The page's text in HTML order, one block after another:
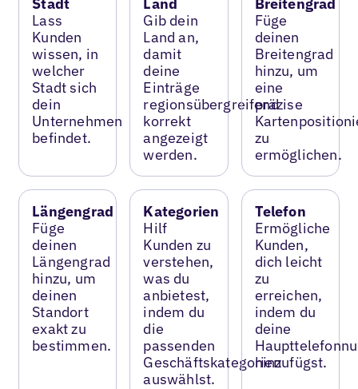
Lass
Kunden
wissen, in
welcher
Stadt sich
dein
Unternehmen
befindet.
Gib dein
Land an,
damit
deine
Einträge
regionsübergreifend
korrekt
angezeigt
werden.
Füge
deinen
Breitengrad
hinzu, um
eine
präzise
zu
ermöglichen.
Längengrad
Füge
deinen
Längengrad
hinzu, um
deinen
Standort
exakt zu
bestimmen.
Kategorien
Hilf
Kunden zu
verstehen,
was du
anbietest,
indem du
die
passenden
Geschäftskategorien
auswählst.
Telefon
Ermögliche
Kunden,
dich leicht
zu
erreichen,
indem du
deine
hinzufügst.